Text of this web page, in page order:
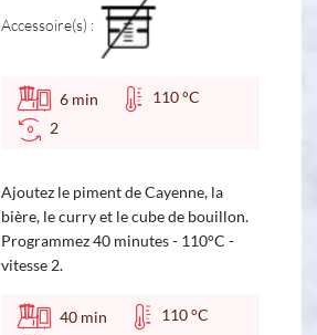
Accessoire(s) :
6 min
110 °C
2
Ajoutez le piment de Cayenne, la
bière, le curry et le cube de bouillon.
Programmez 40 minutes - 110°C -
vitesse 2.
40 min
110 °C